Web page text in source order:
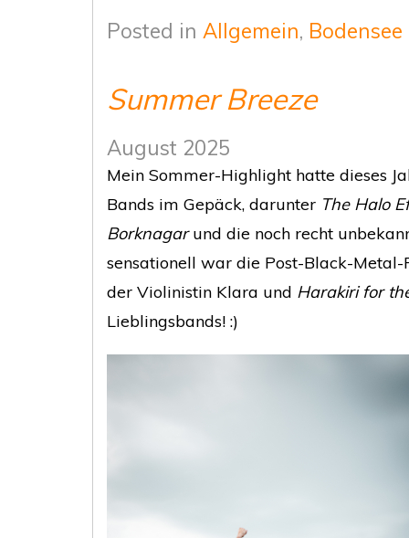
Posted in Allgemein, Bodensee
Summer Breeze
August 2025
Mein Sommer-Highlight hatte dieses
Bands im Gepäck, darunter The Halo
Borknagarund die noch recht
sensationell war die Post-Black-
der Violinistin Klara und Harakiri for
Lieblingsbands! :)